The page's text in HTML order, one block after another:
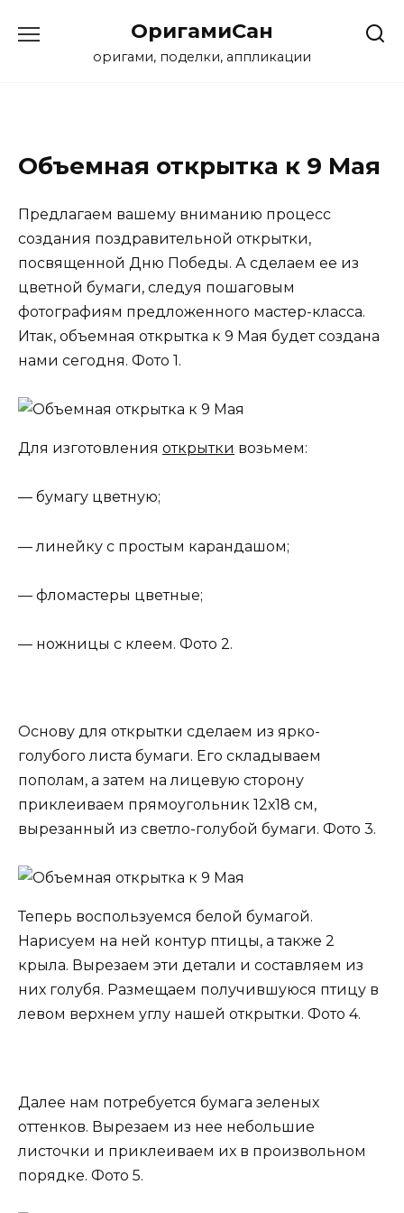
содержанию
ОригамиСан
оригами, поделки, аппликации
Объемная открытка к 9 Мая
Предлагаем вашему вниманию процесс
создания поздравительной открытки,
посвященной Дню Победы. А сделаем ее из
цветной бумаги, следуя пошаговым
фотографиям предложенного мастер-класса.
Итак, объемная открытка к 9 Мая будет создана
нами сегодня. Фото 1.
Для изготовления открытки возьмем:
— бумагу цветную;
— линейку с простым карандашом;
— фломастеры цветные;
— ножницы с клеем. Фото 2.
Основу для открытки сделаем из ярко-
голубого листа бумаги. Его складываем
пополам, а затем на лицевую сторону
приклеиваем прямоугольник 12х18 см,
вырезанный из светло-голубой бумаги. Фото 3.
Теперь воспользуемся белой бумагой.
Нарисуем на ней контур птицы, а также 2
крыла. Вырезаем эти детали и составляем из
них голубя. Размещаем получившуюся птицу в
левом верхнем углу нашей открытки. Фото 4.
Далее нам потребуется бумага зеленых
оттенков. Вырезаем из нее небольшие
листочки и приклеиваем их в произвольном
порядке. Фото 5.